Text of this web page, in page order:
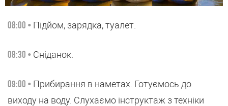
08:00 • Підйом, зарядка, туалет.
08:30 • Сніданок.
09:00 • Прибирання в наметах. Готуємось до
виходу на воду. Слухаємо інструктаж з техніки